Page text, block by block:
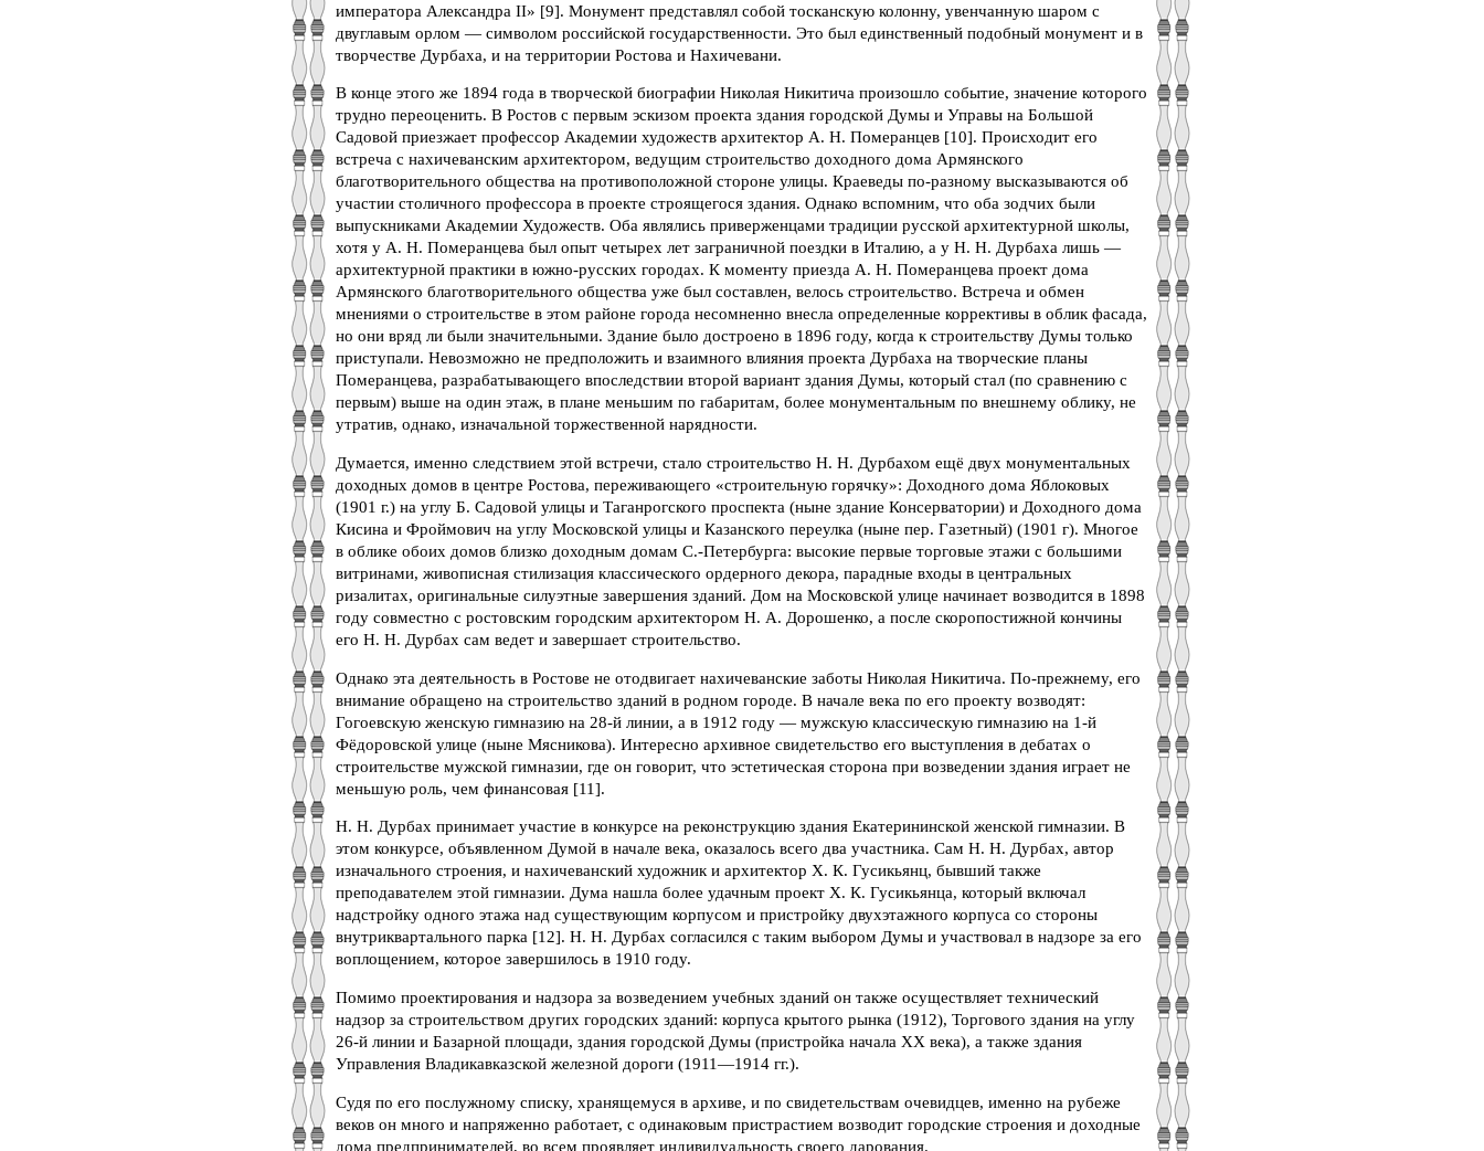
императора Александра II» [9]. Монумент представлял собой тосканскую колонну, увенчанную шаром с
двуглавым орлом — символом российской государственности. Это был единственный подобный монумент и в
творчестве Дурбаха, и на территории Ростова и Нахичевани.
В конце этого же 1894 года в творческой биографии Николая Никитича произошло событие, значение которого
трудно переоценить. В Ростов с первым эскизом проекта здания городской Думы и Управы на Большой
Садовой приезжает профессор Академии художеств архитектор А. Н. Померанцев [10]. Происходит его
встреча с нахичеванским архитектором, ведущим строительство доходного дома Армянского
благотворительного общества на противоположной стороне улицы. Краеведы по-разному высказываются об
участии столичного профессора в проекте строящегося здания. Однако вспомним, что оба зодчих были
выпускниками Академии Художеств. Оба являлись приверженцами традиции русской архитектурной школы,
хотя у А. Н. Померанцева был опыт четырех лет заграничной поездки в Италию, а у Н. Н. Дурбаха лишь —
архитектурной практики в южно-русских городах. К моменту приезда А. Н. Померанцева проект дома
Армянского благотворительного общества уже был составлен, велось строительство. Встреча и обмен
мнениями о строительстве в этом районе города несомненно внесла определенные коррективы в облик фасада,
но они вряд ли были значительными. Здание было достроено в 1896 году, когда к строительству Думы только
приступали. Невозможно не предположить и взаимного влияния проекта Дурбаха на творческие планы
Померанцева, разрабатывающего впоследствии второй вариант здания Думы, который стал (по сравнению с
первым) выше на один этаж, в плане меньшим по габаритам, более монументальным по внешнему облику, не
утратив, однако, изначальной торжественной нарядности.
Думается, именно следствием этой встречи, стало строительство Н. Н. Дурбахом ещё двух монументальных
доходных домов в центре Ростова, переживающего «строительную горячку»: Доходного дома Яблоковых
(1901 г.) на углу Б. Садовой улицы и Таганрогского проспекта (ныне здание Консерватории) и Доходного дома
Кисина и Фроймович на углу Московской улицы и Казанского переулка (ныне пер. Газетный) (1901 г). Многое
в облике обоих домов близко доходным домам С.-Петербурга: высокие первые торговые этажи с большими
витринами, живописная стилизация классического ордерного декора, парадные входы в центральных
ризалитах, оригинальные силуэтные завершения зданий. Дом на Московской улице начинает возводится в 1898
году совместно с ростовским городским архитектором Н. А. Дорошенко, а после скоропостижной кончины
его Н. Н. Дурбах сам ведет и завершает строительство.
Однако эта деятельность в Ростове не отодвигает нахичеванские заботы Николая Никитича. По-прежнему, его
внимание обращено на строительство зданий в родном городе. В начале века по его проекту возводят:
Гогоевскую женскую гимназию на 28-й линии, а в 1912 году — мужскую классическую гимназию на 1-й
Фёдоровской улице (ныне Мясникова). Интересно архивное свидетельство его выступления в дебатах о
строительстве мужской гимназии, где он говорит, что эстетическая сторона при возведении здания играет не
меньшую роль, чем финансовая [11].
Н. Н. Дурбах принимает участие в конкурсе на реконструкцию здания Екатерининской женской гимназии. В
этом конкурсе, объявленном Думой в начале века, оказалось всего два участника. Сам Н. Н. Дурбах, автор
изначального строения, и нахичеванский художник и архитектор X. К. Гусикьянц, бывший также
преподавателем этой гимназии. Дума нашла более удачным проект X. К. Гусикьянца, который включал
надстройку одного этажа над существующим корпусом и пристройку двухэтажного корпуса со стороны
внутриквартального парка [12]. Н. Н. Дурбах согласился с таким выбором Думы и участвовал в надзоре за его
воплощением, которое завершилось в 1910 году.
Помимо проектирования и надзора за возведением учебных зданий он также осуществляет технический
надзор за строительством других городских зданий: корпуса крытого рынка (1912), Торгового здания на углу
26-й линии и Базарной площади, здания городской Думы (пристройка начала XX века), а также здания
Управления Владикавказской железной дороги (1911—1914 гг.).
Судя по его послужному списку, хранящемуся в архиве, и по свидетельствам очевидцев, именно на рубеже
веков он много и напряженно работает, с одинаковым пристрастием возводит городские строения и доходные
дома предпринимателей, во всем проявляет индивидуальность своего дарования.